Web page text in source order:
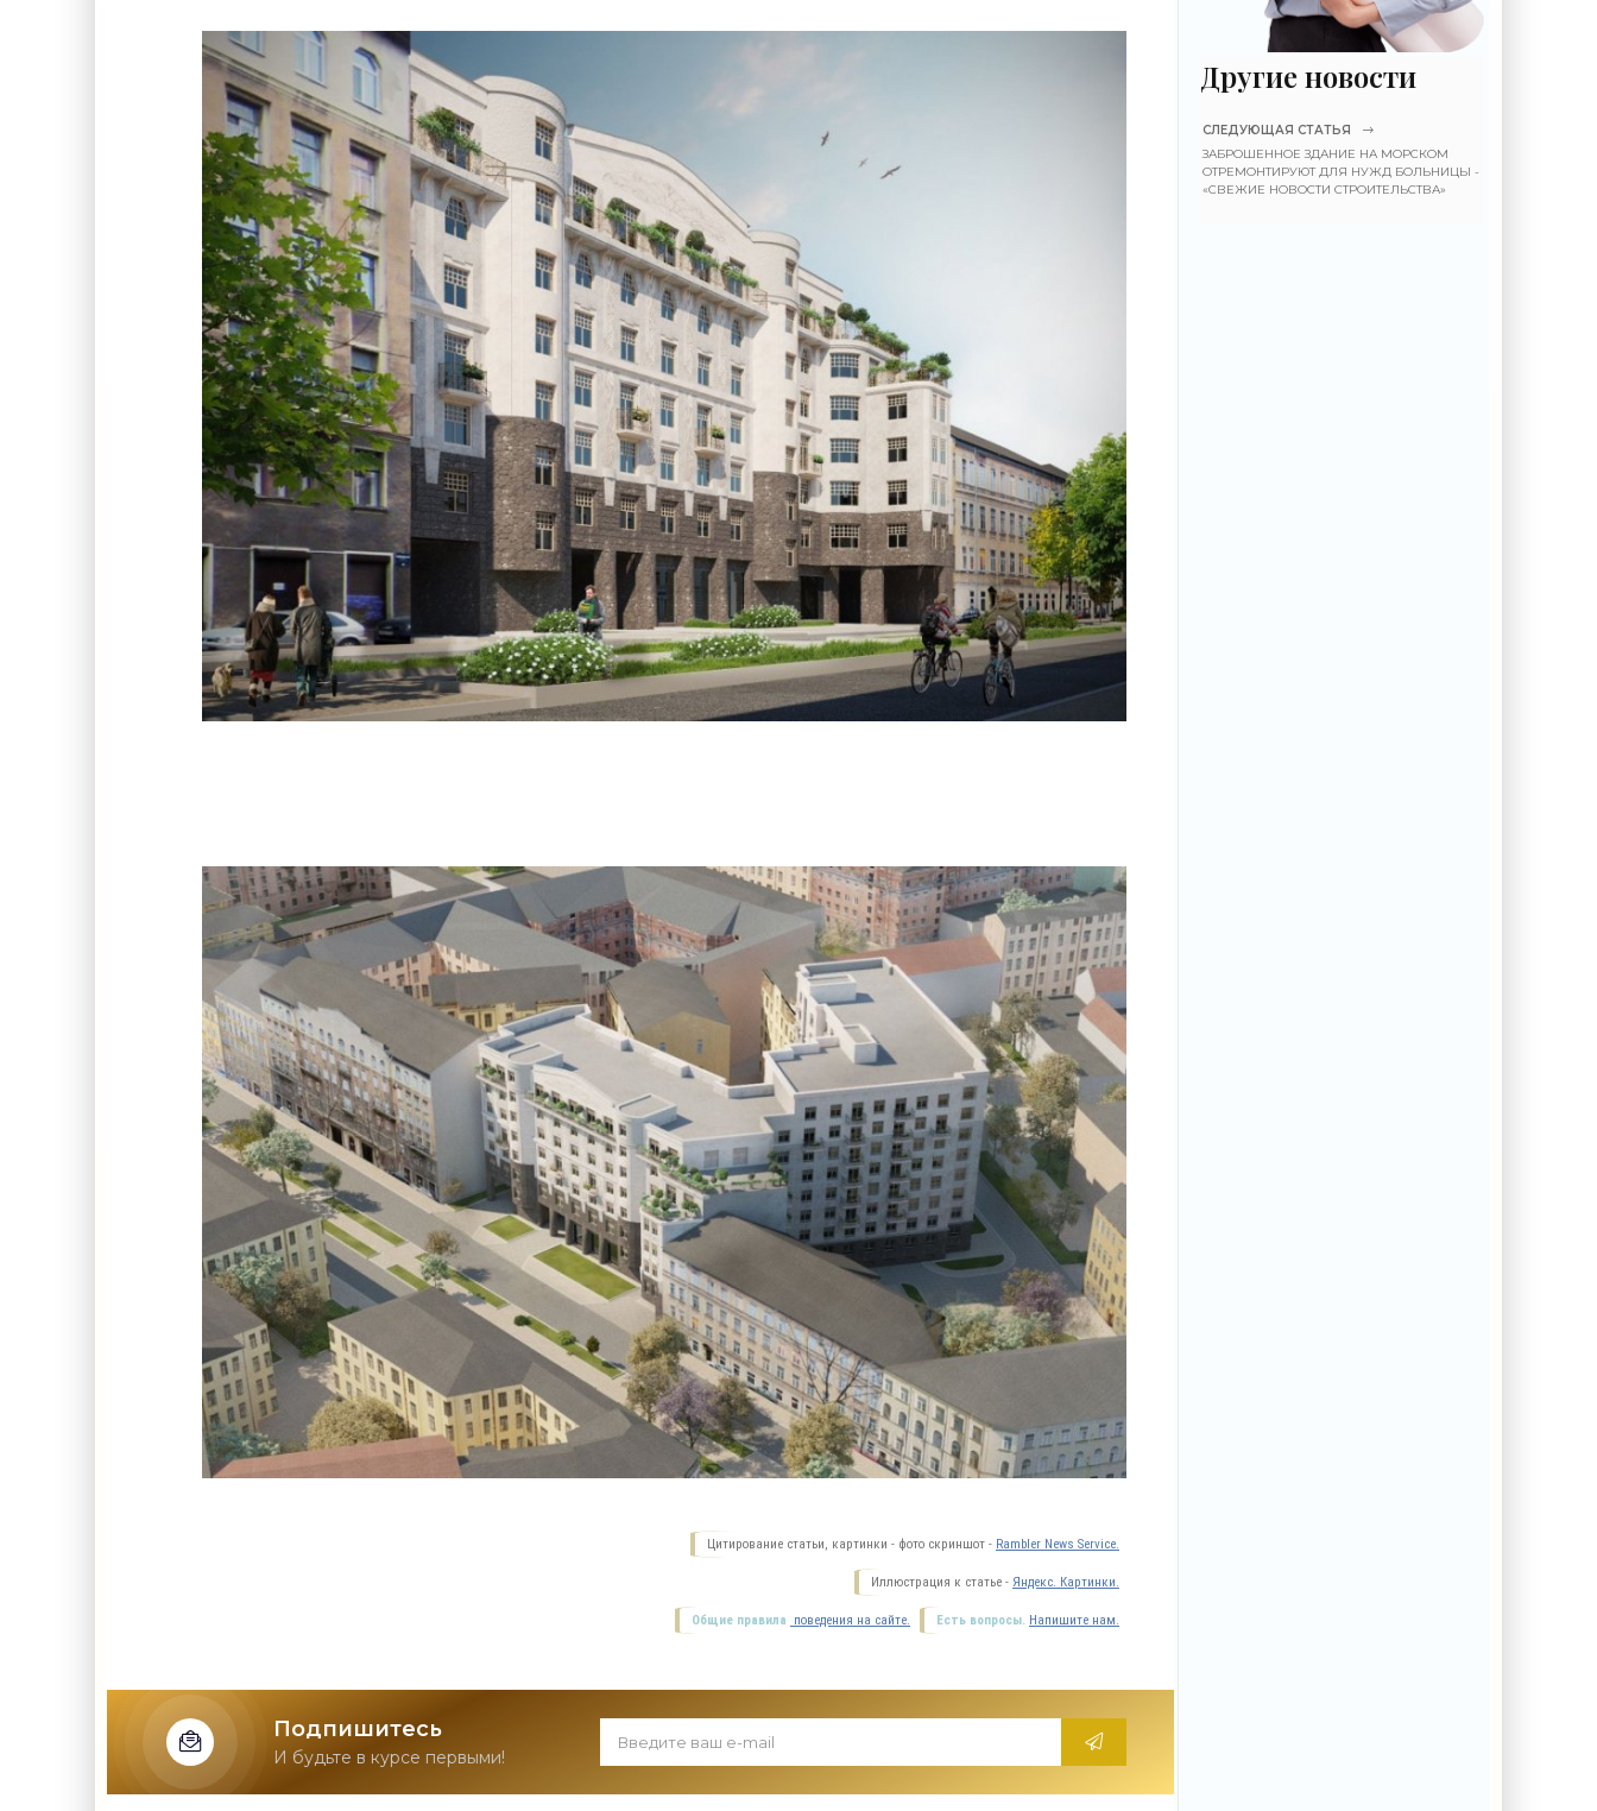
Цитирование статьи, картинки - фото скриншот - Rambler News Service.
Иллюстрация к статье - Яндекс. Картинки.
Есть вопросы. Напишите нам.
Общие правила поведения на сайте.
Подпишитесь
И будьте в курсе первыми!
Другие новости
СЛЕДУЮЩАЯ СТАТЬЯ
ЗАБРОШЕННОЕ ЗДАНИЕ НА МОРСКОМ
ОТРЕМОНТИРУЮТ ДЛЯ НУЖД БОЛЬНИЦЫ -
«СВЕЖИЕ НОВОСТИ СТРОИТЕЛЬСТВА»